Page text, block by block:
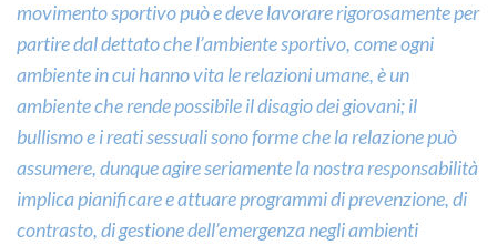
movimento sportivo può e deve lavorare rigorosamente per
partire dal dettato che l’ambiente sportivo, come ogni
ambiente in cui hanno vita le relazioni umane, è un
ambiente che rende possibile il disagio dei giovani; il
bullismo e i reati sessuali sono forme che la relazione può
assumere, dunque agire seriamente la nostra responsabilità
implica pianificare e attuare programmi di prevenzione, di
contrasto, di gestione dell’emergenza negli ambienti